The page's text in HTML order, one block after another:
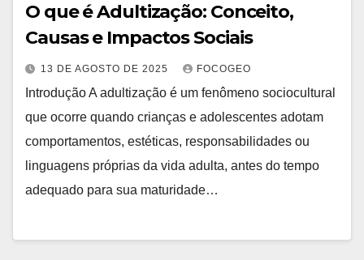
O que é Adultização: Conceito,
Causas e Impactos Sociais
13 DE AGOSTO DE 2025 FOCOGEO
Introdução A adultização é um fenômeno sociocultural
que ocorre quando crianças e adolescentes adotam
comportamentos, estéticas, responsabilidades ou
linguagens próprias da vida adulta, antes do tempo
adequado para sua maturidade…